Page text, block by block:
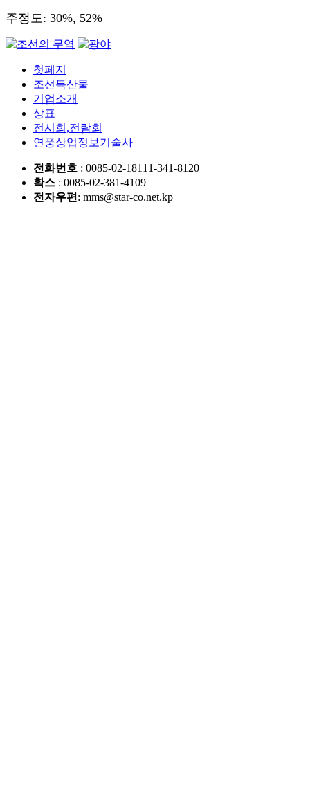
주정도: 30%, 52%
첫페지
조선특산물
기업소개
상표
전시회,전람회
연풍상업정보기술사
전화번호 : 0085-02-18111-341-8120
확스 : 0085-02-381-4109
전자우편 : mms@star-co.net.kp